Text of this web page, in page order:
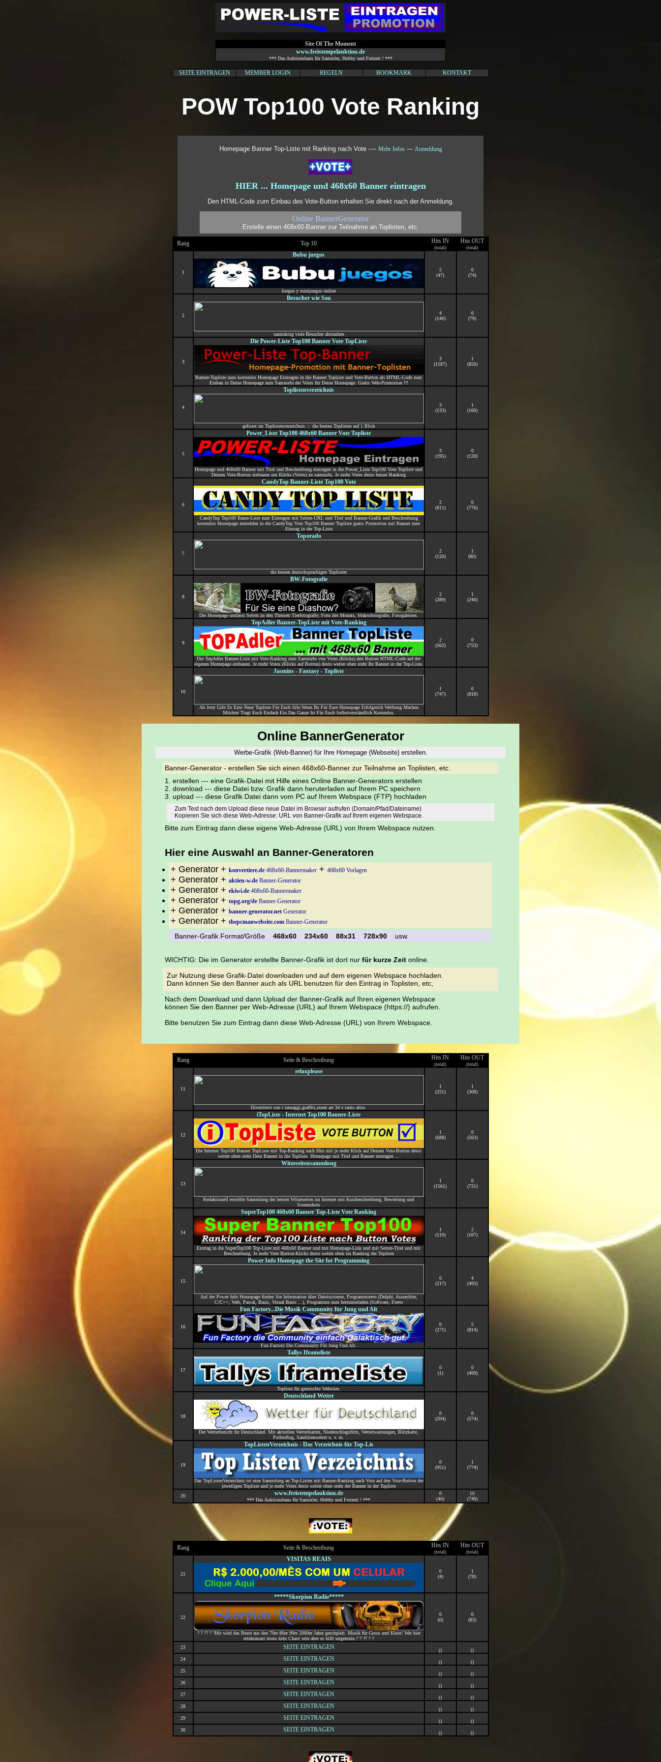
Site Of The Moment
www.freistempelauktion.de
*** Das Auktionshaus für Sammler, Hobby und Freizeit ! ***
SEITE EINTRAGEN MEMBER LOGIN REGELN BOOKMARK KONTAKT
POW Top100 Vote Ranking
Homepage Banner Top-Liste mit Ranking nach Vote ---- Mehr Infos--- Anmeldung
HIER ... Homepage und 468x60 Banner eintragen
Den HTML-Code zum Einbau des Vote-Button erhalten Sie direkt nach der Anmeldung.
Online BannerGenerator
Erstelle einen 468x60-Banner zur Teilnahme an Toplisten, etc.
Rang Top 10 Hits IN
(total)
Hits OUT
(total)
1
Bubu juegos
Juegos y minijuegos online
5
(47)
6
(74)
2
Besucher wie Sau
saumässig viele Besucher abstauben
4
(140)
0
(79)
3
Die Power-Liste Top100 Banner Vote TopListe
Banner-Topliste zum kostenlos Homepage Eintragen in die Banner Topliste und Vote-Button als HTML-Code zum
Einbau in Deine Homepage zum Sammeln der Votes für Deine Homepage. Gratis Web-Promotion !!!
3
(1187)
1
(850)
4
Toplistenverzeichnis
gelistet im Toplistenverzeichnis ::: die besten Toplisten auf 1 Blick
3
(133)
1
(160)
5
Power_Liste Top100 468x60 Banner Vote Topliste
Homepage und 468x60 Banner mit Titel und Beschreibung eintragen in die Power_Liste Top100 Vote Topliste und
Deinen Vote-Button einbauen um Klicks (Votes) zu sammeln. Je mehr Votes desto besser Ranking
3
(195)
0
(120)
6
CandyTop Banner-Liste Top100 Vote
CandyTop Top100 Baner-Liste zum Eintragen mit Seiten-URL und Titel und Banner-Grafik und Beschreibung
kostenlos Homepage anmelden in die CandyTop Vote Top100 Banner Topliste gratis Promotion mit Banner zum
Eintrag in der Top-Liste
2
(811)
0
(776)
7
Toporado
die besten deutschsprachigen Toplisten
2
(120)
1
(80)
8
BW-Fotografie
Die Homepage umfasst Seiten zu den Themen Tierfotografie, Foto des Monats, Makrofotografie, Fotogalerien.
2
(289)
1
(240)
9
TopAdler Banner-TopListe mit Vote-Ranking
Die TopAdler Banner-Liste mit Vote-Ranking zum Sammeln von Votes (Klicks) den Button HTML-Code auf der
eigenen Homepage einbauen. Je mehr Votes (Klicks auf Button) desto weiter oben steht Ihr Banner in der Top-Liste.
2
(562)
0
(753)
10
Jasmins - Fantasy - Topliste
Ab Jetzt Gibt Es Eine Neue Topliste Für Euch Alle.Wenn Ihr Für Eure Homepage Erfolgreich Werbung Machen
Möchtet Tragt Euch Einfach Ein.Das Ganze Ist Für Euch Selbstverständlich Kostenlos.
1
(747)
0
(818)
Online BannerGenerator
Werbe-Grafik (Web-Banner) für Ihre Homepage (Webseite) erstellen.
Banner-Generator - erstellen Sie sich einen 468x60-Banner zur Teilnahme an Toplisten, etc.
1. erstellen --- eine Grafik-Datei mit Hilfe eines Online Banner-Generators erstellen
2. download --- diese Datei bzw. Grafik dann heruterladen auf Ihrem PC speichern
3. upload --- diese Grafik Datei dann vom PC auf Ihrem Webspace (FTP) hochladen
Zum Test nach dem Upload diese neue Datei im Browser aufrufen (Domain/Pfad/Dateiname)
Kopieren Sie sich diese Web-Adresse: URL von Banner-Grafik auf Ihrem eigenen Webspace.
Bitte zum Eintrag dann diese eigene Web-Adresse (URL) von Ihrem Webspace nutzen.
Hier eine Auswahl an Banner-Generatoren
+ Generator + konvertiere.de 468x60-Bannermaker + 468x60 Vorlagen
+ Generator + aktien-w.de Banner-Generator
+ Generator + ekiwi.de 468x60-Bannermaker
+ Generator + topg.org/de Banner-Generator
+ Generator + banner-generator.net Generator
+ Generator + thepcmanwebsite.com Banner-Generator
Banner-Grafik Format/Größe 468x60 234x60 88x31 728x90 usw.
WICHTIG: Die im Generator erstellte Banner-Grafik ist dort nur für kurze Zeit online.
Zur Nutzung diese Grafik-Datei downloaden und auf dem eigenen Webspace hochladen.
Dann können Sie den Banner auch als URL benutzen für den Eintrag in Toplisten, etc,
Nach dem Download und dann Upload der Banner-Grafik auf Ihren eigenen Webspace
können Sie den Banner per Web-Adresse (URL) auf Ihrem Webspace (https://) aufrufen.
Bitte benutzen Sie zum Eintrag dann diese Web-Adresse (URL) von Ihrem Webspace.
Rang Seite & Beschreibung Hits IN
(total)
Hits OUT
(total)
11
relaxplease
Divertitevi con i tatuaggi,graffiti,street art 3d e tanto altro.
1
(251)
1
(308)
12
iTopListe - Internet Top100 Banner-Liste
Die Internet Top100 Banner TopListe mit Top-Ranking nach Hits mit je mehr Klick auf Deinen Vote-Button desto
weiter oben steht Dein Banner in die Topliste. Homepage mit Titel und Banner eintragen ...
1
(688)
0
(563)
13
Witzeseitensammlung
Redaktionell erstellte Sammlung der besten Witzeseiten im Internet mit Kurzbeschreibung, Bewertung und
Screenshots
1
(1561)
0
(731)
14
SuperTop100 468x60 Banner Top-Liste Vote Ranking
Eintrag in die SuperTop100 Top-Liste mit 468x60 Banner und mit Homepage-Link und mit Seiten-Titel und mit
Beschreibung. Je mehr Vote Button-Klicks desto weiter oben im Ranking der Topliste
1
(119)
2
(107)
15
Power Info Homepage the Site for Programming
Auf der Power Info Homepage finden Sie Information über Dateisysteme, Programmieren (Delphi, Assembler,
C/C++, Web, Pascal, Basic, Visual Basic ...), Programme zum herrunterladen (Software, Freew
0
(217)
4
(492)
16
Fun Factory...Die Musik Community für Jung und Alt
Fun Factory Die Community Für Jung Und Alt.
0
(271)
5
(814)
17
Tallys Iframeliste
Topliste für gemischte Websites.
0
(1)
0
(409)
18
Deutschland Wetter
Der Wetterbericht für Deutschland. Mit aktuellen Wetterkarten, Niederschlagsfilm, Wetterwarnungen, Blitzkarte,
Pollenflug, Satellitenwetter u. v. m.
0
(204)
0
(574)
19
TopListenVerzeichnis - Das Verzeichnis für Top-Lis
Das TopListenVerzeichnis ist eine Sammlung an Top-Listen mit Banner-Ranking nach Vote auf den Vote-Button der
jeweiligen Topliste und je mehr Votes desto weiter oben steht der Banner in der Topliste
0
(951)
1
(774)
20 www.freistempelauktion.de
*** Das Auktionshaus für Sammler, Hobby und Freizeit ! ***
0
(46)
10
(749)
Rang Seite & Beschreibung Hits IN
(total)
Hits OUT
(total)
21
VISITAS REAIS
0
(4)
1
(78)
22
*****Skorpion Radio*****
? ? ?? ? ?Hir wird das Beste aus den 70er 80er 90er 2000er Jahre geschpielt. Musik für Gross und Klein! Wer hier
reinkommt muss kein Chaot sein aber es hilft ungemein.? ? ?? ? ?
0
(0)
0
(83)
23 SEITE EINTRAGEN ()
()
24
SEITE EINTRAGEN ()
()
25
SEITE EINTRAGEN ()
()
26
SEITE EINTRAGEN ()
()
27
SEITE EINTRAGEN ()
()
28
SEITE EINTRAGEN ()
()
29
SEITE EINTRAGEN ()
()
30
SEITE EINTRAGEN () ()